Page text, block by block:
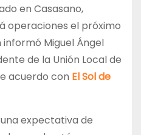
en Casasano,
operaciones el próximo
Miguel Ángel
de la Unión Local de
acuerdo con El Sol de
expectativa de